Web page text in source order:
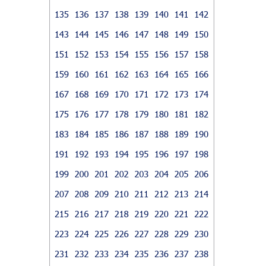
135
136 137 138 139 140 141
142
143
144 145 146 147 148 149
150
151
152 153 154 155 156 157
158
159
160 161 162 163 164 165
166
167
168 169 170 171 172 173
174
175
176 177 178 179 180 181
182
183
184 185 186 187 188 189
190
191
192 193 194 195 196 197
198
199
200 201 202 203 204 205
206
207
208 209 210 211 212 213
214
215
216 217 218 219 220 221
222
223
224 225 226 227 228 229
230
231
232 233 234 235 236 237
238